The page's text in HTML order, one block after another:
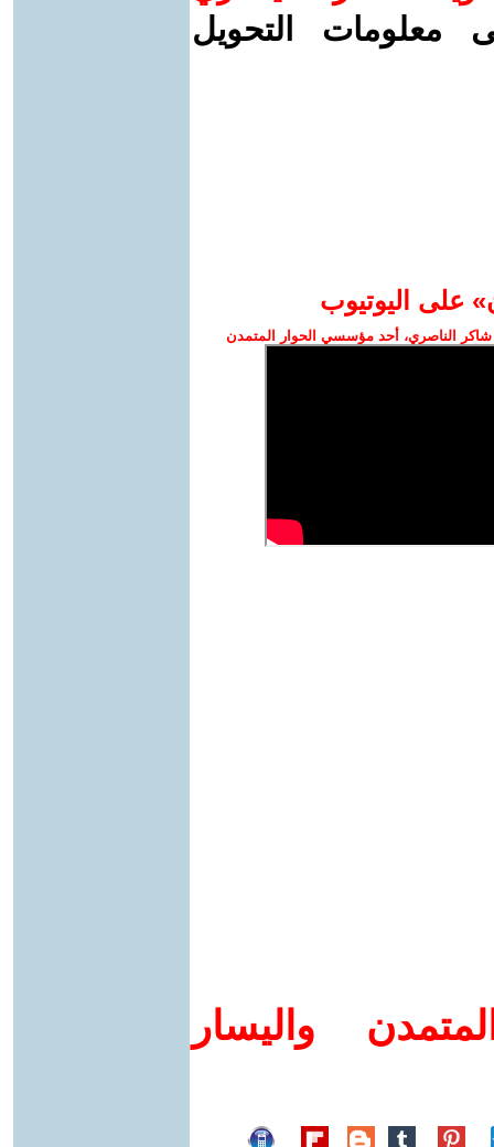
معلومات التحويل
على اليوتيوب
الناصري، أحد مؤسسي الحوار المتمدن
واليسار